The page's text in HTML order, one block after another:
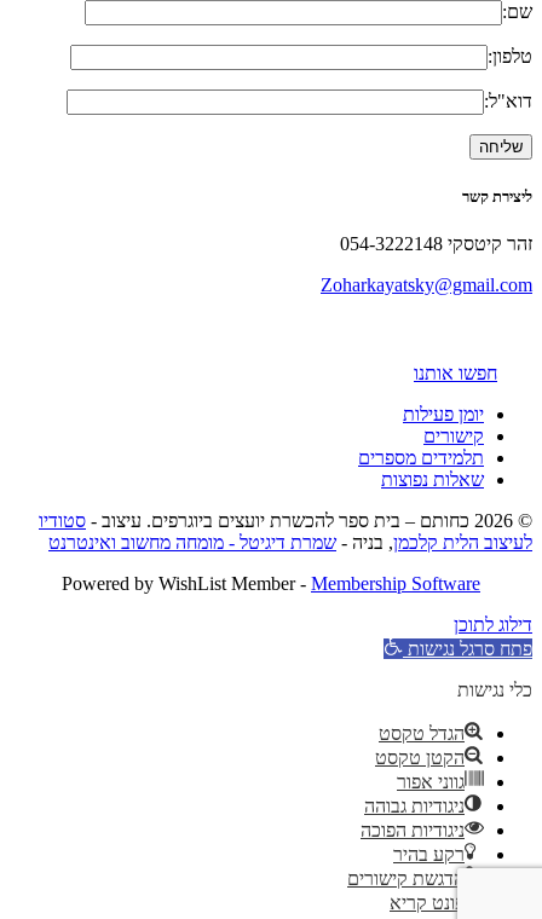
שם:
טלפון:
דוא"ל:
ליצירת קשר
זהר קיטסקי 054-3222148
Zoharkayatsky@gmail.com
חפשו אותנו
יומן פעילות
קישורים
תלמידים מספרים
שאלות נפוצות
© 2026 כחותם – בית ספר להכשרת יועצים ביוגרפים. עיצוב -
סטודיו
לעיצוב הלית קלכמן, בניה - שמרת דיגיטל - מומחה מחשוב ואינטרנט
Powered by WishList Member - Membership Software
דילוג לתוכן
פתח סרגל נגישות
כלי נגישות
הגדל טקסט
הקטן טקסט
גווני אפור
ניגודיות גבוהה
ניגודיות הפוכה
רקע בהיר
הדגשת קישורים
פונט קריא